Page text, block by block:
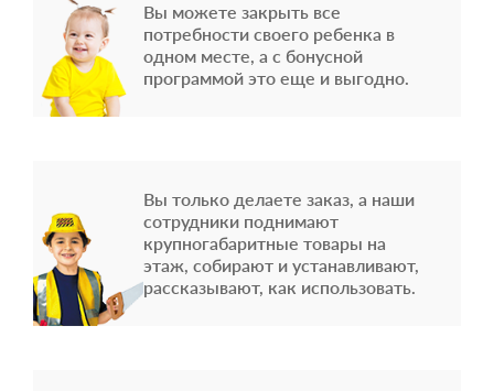
Вы можете закрыть все
потребности своего ребенка в
одном месте, а с бонусной
программой это еще и выгодно.
Вы только делаете заказ, а наши
сотрудники поднимают
крупногабаритные товары на
этаж, собирают и устанавливают,
рассказывают, как использовать.